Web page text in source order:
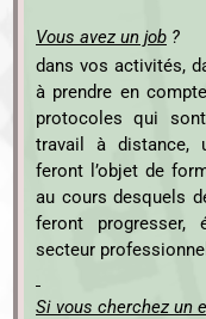
Vous avez un job ?
dans vos activités,
à prendre en
protocoles qui
travail à distance,
feront l’objet de
au cours desquels
feront progresser,
secteur
Si vous cherchez un